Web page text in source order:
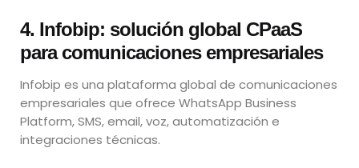
4. Infobip: solución global CPaaS
para comunicaciones empresariales
Infobip es una plataforma global de comunicaciones
empresariales que ofrece WhatsApp Business
Platform, SMS, email, voz, automatización e
integraciones técnicas.